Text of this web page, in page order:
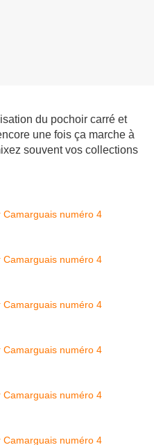
du pochoir carré et
une fois ça marche à
souvent vos collections